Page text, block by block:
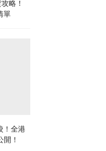
略！
單
！全港
！